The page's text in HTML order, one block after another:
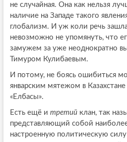
не случайная. Она как нельзя
наличие на Западе такого
глобализм. И уж коли речь
невозможно не упомянуть, что
замужем за уже неоднократно
Тимуром Кулибаевым.
И потому, не боясь ошибиться
январским мятежом в
«Елбасы».
Есть ещё и третий клан, так
представляющий собой
настроенную политическую